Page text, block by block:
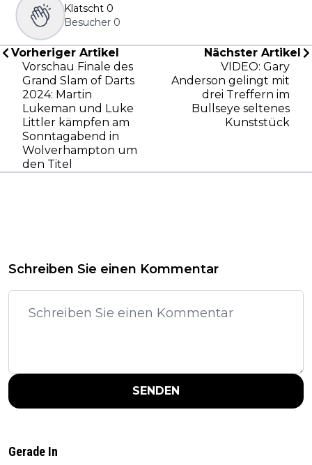
Klatscht 0
Besucher 0
Vorheriger Artikel
Vorschau Finale des
Grand Slam of Darts
2024: Martin
Lukeman und Luke
Littler kämpfen am
Sonntagabend in
Wolverhampton um
den Titel
Nächster Artikel
VIDEO: Gary
Anderson gelingt mit
drei Treffern im
Bullseye seltenes
Kunststück
Schreiben Sie einen Kommentar
SENDEN
Gerade In